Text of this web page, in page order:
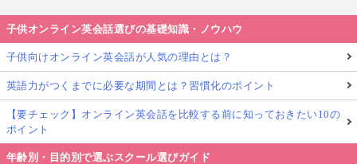
子供オンライン英会話選びの基礎知識・ノウハウ
子供向けオンライン英会話が人気の理由とは？
英語力がつくまでに必要な期間とは？習慣化のポイント
【要チェック】オンライン英会話を比較する前に知っておきたい10の
ポイント
年齢別・目的別で選ぶスクール選びガイド